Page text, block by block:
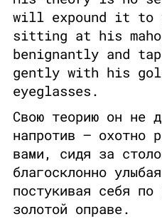
will expound it to
sitting at his
benignantly and
gently with his
eyeglasses.
Свою теорию он не
напротив – охотно
вами, сидя за
благосклонно
постукивая себя по
золотой оправе.